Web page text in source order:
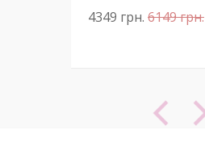
4349 грн. 6149грн.